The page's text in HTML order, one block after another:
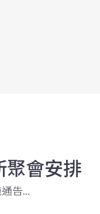
聚會安排
告...